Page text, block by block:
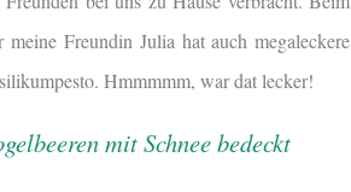
Freundin Julia hat auch megaleckere
Hmmmmm, war dat lecker!